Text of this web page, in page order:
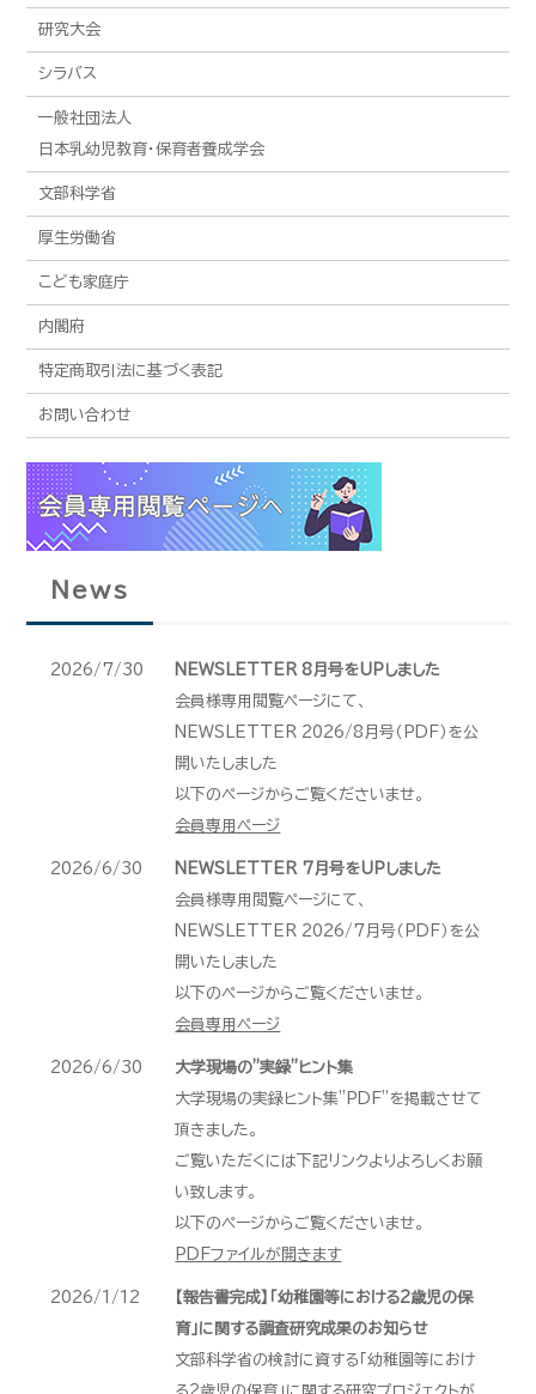
News
2026/7/30
NEWSLETTER 8月号をUPしました
会員様専用閲覧ページにて、
NEWSLETTER 2026/8月号（PDF）を公
開いたしました
以下のページからご覧くださいませ。
会員専用ページ
2026/6/30
NEWSLETTER 7月号をUPしました
会員様専用閲覧ページにて、
NEWSLETTER 2026/7月号（PDF）を公
開いたしました
以下のページからご覧くださいませ。
会員専用ページ
2026/6/30
大学現場の"実録"ヒント集
大学現場の実録ヒント集”PDF”を掲載させて
頂きました。
ご覧いただくには下記リンクよりよろしくお願
い致します。
以下のページからご覧くださいませ。
PDFファイルが開きます
2026/1/12
【報告書完成】「幼稚園等における2歳児の保
育」に関する調査研究成果のお知らせ
文部科学省の検討に資する「幼稚園等におけ
る2歳児の保育」に関する研究プロジェクトが
研究大会
シラバス
一般社団法人
日本乳幼児教育・保育者養成学会
文部科学省
厚生労働省
こども家庭庁
内閣府
特定商取引法に基づく表記
お問い合わせ